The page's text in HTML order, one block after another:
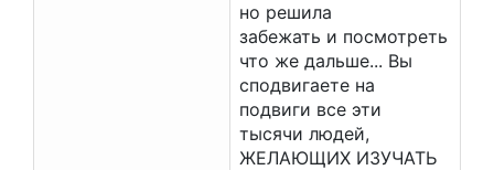
но решила
забежать и посмотреть
что же дальше... Вы
сподвигаете на
подвиги все эти
тысячи людей,
ЖЕЛАЮЩИХ ИЗУЧАТЬ